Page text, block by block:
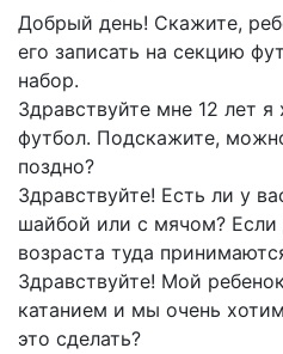
Добрый день! Скажите,
его записать на секцию
набор.
Здравствуйте мне 12 лет я
футбол. Подскажите,
поздно?
Здравствуйте! Есть ли у
шайбой или с мячом? Если
возраста туда
Здравствуйте! Мой
катанием и мы очень
это сделать?